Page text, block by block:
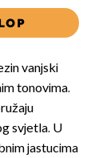
vanjski
tonovima.
svjetla. U
jastucima